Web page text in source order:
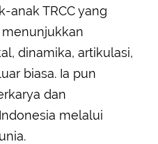
anak TRCC yang
dinamika, artikulasi,
biasa. Ia pun
dan
melalui